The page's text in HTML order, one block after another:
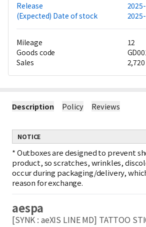
Release
(Expected) Date of stock
Mileage
12
Goods code
Sales
2,720
Description Policy Reviews
NOTICE
*Outboxes are designed to prevent
product, so scratches, wrinkles,
occur during packaging/delivery,
reason for exchange.
aespa
[SYNK : aeXIS LINE MD] TATTOO